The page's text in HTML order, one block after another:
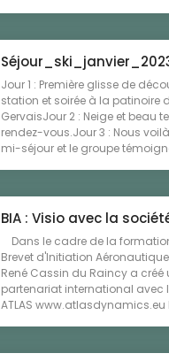
Jour 1 : Première glisse de
station et soirée à la patinoire
GervaisJour 2 : Neige et beau
rendez-vous.Jour 3 : Nous
mi-séjour et le groupe
BIA : Visio avec la
Dans le cadre de la
Brevet d'Initiation
René Cassin du Raincy a créé
partenariat international avec
ATLAS www.atlasdynamics.eu